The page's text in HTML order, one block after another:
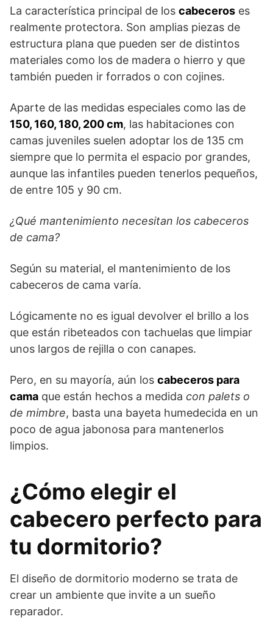
La característica principal de los cabeceros es
realmente protectora. Son amplias piezas de
estructura plana que pueden ser de distintos
materiales como los de madera o hierro y que
también pueden ir forrados o con cojines.
Aparte de las medidas especiales como las de
150, 160, 180, 200 cm, las habitaciones con
camas juveniles suelen adoptar los de 135 cm
siempre que lo permita el espacio por grandes,
aunque las infantiles pueden tenerlos pequeños,
de entre 105 y 90 cm.
¿Qué mantenimiento necesitan los cabeceros
de cama?
Según su material, el mantenimiento de los
cabeceros de cama varía.
Lógicamente no es igual devolver el brillo a los
que están ribeteados con tachuelas que limpiar
unos largos de rejilla o con canapes.
Pero, en su mayoría, aún los cabeceros para
cama que están hechos a medida con palets o
de mimbre, basta una bayeta humedecida en un
poco de agua jabonosa para mantenerlos
limpios.
¿Cómo elegir el
cabecero perfecto para
tu dormitorio?
El diseño de dormitorio moderno se trata de
crear un ambiente que invite a un sueño
reparador.